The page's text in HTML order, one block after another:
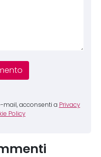
mail, acconsenti a Privacy
Policy